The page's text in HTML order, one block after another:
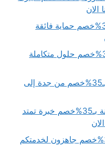
الان
مستودعات الاثاث الدمام بـ35%خصم حماية فائقة
نقل عفش من مكة لجدة بـ35%خصم حلول متكاملة
نقل عفش من جدة الى ينبع بـ35%خصم من جدة إلى
افضل شركة نقل اثاث بالمدينة بـ35%خصم خبرة تمتد
دينات نقل عفش الدمام بـ30%خصم جاهزون لخدمتكم